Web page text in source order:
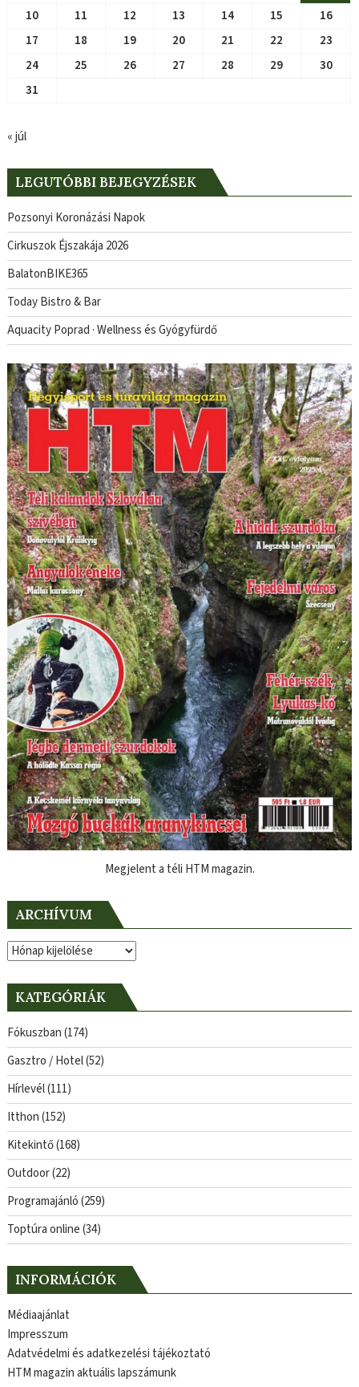
10
11 12 13 14 15
16
17
18 19 20 21 22
23
24
25 26 27 28 29
30
31
« júl
LEGUTÓBBI BEJEGYZÉSEK
Pozsonyi Koronázási Napok
Cirkuszok Éjszakája 2026
BalatonBIKE365
Today Bistro & Bar
Aquacity Poprad · Wellness és Gyógyfürdő
Megjelent a téli HTM magazin.
ARCHÍVUM
Archívum
KATEGÓRIÁK
Fókuszban(174)
Gasztro / Hotel(52)
Hírlevél(111)
Itthon(152)
Kitekintő(168)
Outdoor(22)
Programajánló(259)
Toptúra online(34)
INFORMÁCIÓK
Médiaajánlat
Impresszum
Adatvédelmi és adatkezelési tájékoztató
HTM magazin aktuális lapszámunk